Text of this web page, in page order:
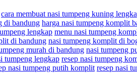
cara membuat nasi tumpeng kuning
di bandung harga nasi tumpeng komplit
lengkap menu nasi tumpeng
di bandung nasi tumpeng komplit di
murah di bandung nasi tumpeng
tumpeng lengkap resep nasi tumpeng
nasi tumpeng putih komplit resep nasi